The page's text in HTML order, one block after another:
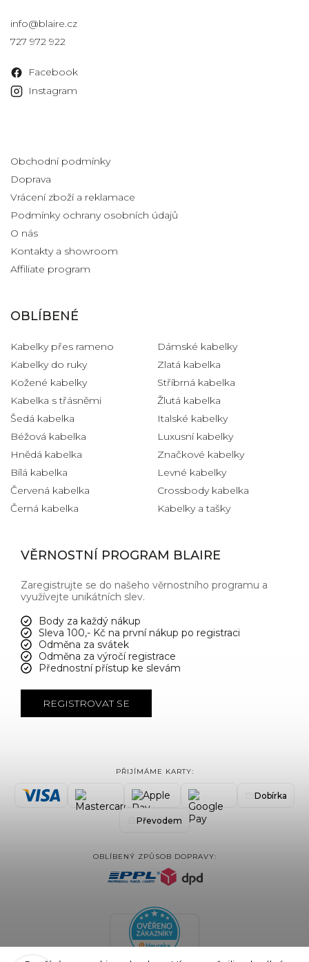
info@blaire.cz
727 972 922
Facebook
Instagram
Obchodní podmínky
Doprava
Vrácení zboží a reklamace
Podmínky ochrany osobních údajů
O nás
Kontakty a showroom
Affiliate program
OBLÍBENÉ
Kabelky přes rameno
Kabelky do ruky
Kožené kabelky
Kabelka s třásněmi
Šedá kabelka
Béžová kabelka
Hnědá kabelka
Bílá kabelka
Červená kabelka
Černá kabelka
Dámské kabelky
Zlatá kabelka
Stříbrná kabelka
Žlutá kabelka
Italské kabelky
Luxusní kabelky
Značkové kabelky
Levné kabelky
Crossbody kabelka
Kabelky a tašky
VĚRNOSTNÍ PROGRAM BLAIRE
Zaregistrujte se do našeho věrnostního programu a
využívejte unikátních slev.
Body za každý nákup
Sleva 100,- Kč na první nákup po registraci
Odměna za svátek
Odměna za výročí registrace
Přednostní přístup ke slevám
REGISTROVAT SE
PŘIJÍMÁME KARTY:
Dobírka
Převodem
OBLÍBENÝ ZPŮSOB DOPRAVY: